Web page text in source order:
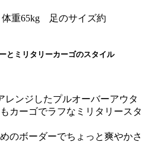
重65kg 足のサイズ約
とミリタリーカーゴのスタイル
レンジしたプルオーバーアウタ
カーゴでラフなミリタリースタ
のボーダーでちょっと爽やかさ